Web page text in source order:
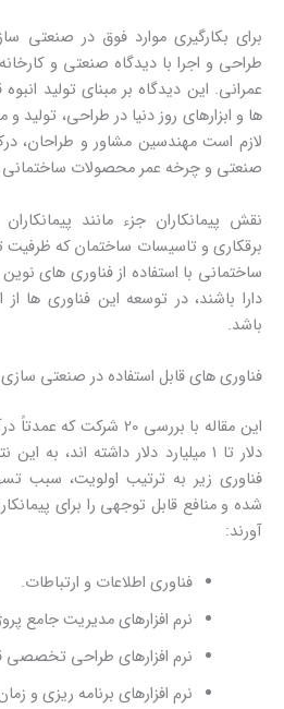
برای بکارگیری موارد فوق در صنعتی
طراحی و اجرا با دیدگاه صنعتی و
عمرانی. این دیدگاه بر مبنای تولید
ها و ابزارهای روز دنیا در طراحی،
لازم است مهندسین مشاور و طراحان،
صنعتی و چرخه عمر محصولات ساختمانی
نقش پیمانکاران جزء مانند
برقکاری و تاسیسات ساختمان که
ساختمانی با استفاده از فناوری های
دارا باشند، در توسعه این فناوری ها
باشد.
فناوری های قابل استفاده در صنعتی
فناوری زیر به ترتیب اولویت، سبب
شده و منافع قابل توجهی را برای
آورند:
فناوری اطلاعات و ارتباطات.
نرم افزارهای مدیریت جامع
نرم افزارهای طراحی تخصصی
نرم افزارهای برنامه ریزی و